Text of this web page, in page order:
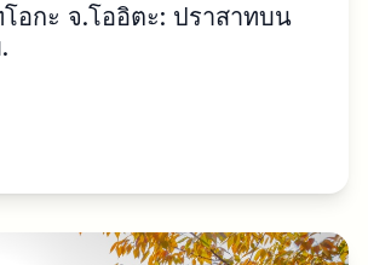
อกะ จ.โออิตะ: ปราสาทบน